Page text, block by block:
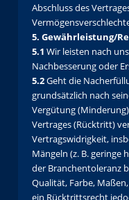
Abschluss des
5. Gewährleistung/
5.1Wir leisten nach
Nachbesserung oder
5.2Geht die
grundsätzlich nach
Vergütung
Vertrages (Rücktritt)
Vertragswidrigkeit,
Mängeln (z. B. geringe
der Branchentoleranz
Qualität, Farbe,
ein Rücktrittsrecht